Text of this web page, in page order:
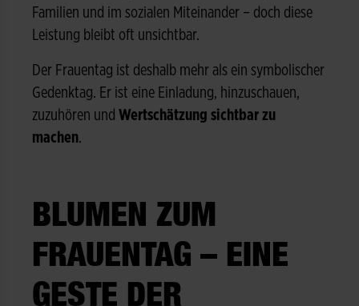
Familien und im sozialen Miteinander – doch diese
Leistung bleibt oft unsichtbar.
Der Frauentag ist deshalb mehr als ein symbolischer
Gedenktag. Er ist eine Einladung, hinzuschauen,
zuzuhören und Wertschätzung sichtbar zu
machen.
BLUMEN ZUM
FRAUENTAG – EINE
GESTE DER